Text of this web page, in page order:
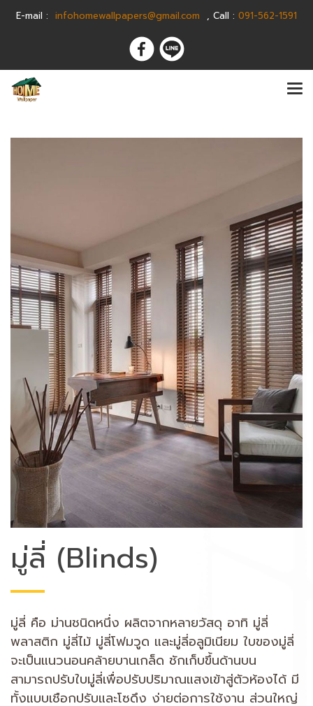
E-mail : infohomewallpapers@gmail.com , Call : 091-562-1591
มู่ลี่ (Blinds)
มู่ลี่ คือ ม่านชนิดหนึ่ง ผลิตจากหลายวัสดุ อาทิ มู่ลี่
พลาสติก มู่ลี่ไม้ มู่ลี่โฟมวูด และมู่ลี่อลูมิเนียม ใบของมู่ลี่
จะเป็นแนวนอนคล้ายบานเกล็ด ชักเก็บขึ้นด้านบน
สามารถปรับใบมู่ลี่เพื่อปรับปริมาณแสงเข้าสู่ตัวห้องได้ มี
ทั้งแบบเชือกปรับและโซดึง ง่ายต่อการใช้งาน ส่วนใหญ่